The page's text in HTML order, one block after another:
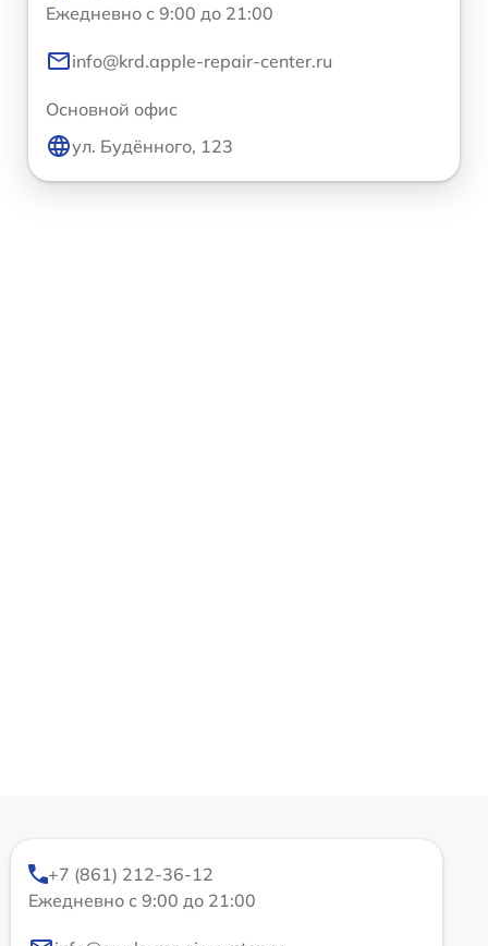
Ежедневно с 9:00 до 21:00
info@krd.apple-repair-center.ru
Основной офис
ул. Будённого, 123
+7 (861) 212-36-12
Ежедневно с 9:00 до 21:00